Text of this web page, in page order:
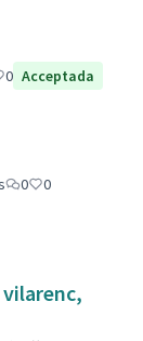
0 Acceptada
0
0